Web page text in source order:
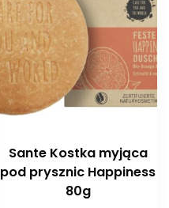
Sante Kostka myjąca
pod prysznic Happiness
80g